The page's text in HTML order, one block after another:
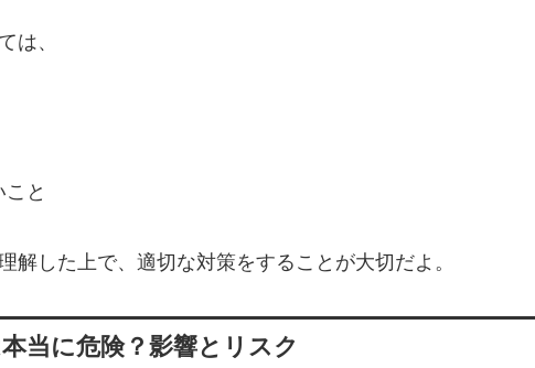
は、
と
解した上で、適切な対策をすることが大切だよ。
当に危険？影響とリスク